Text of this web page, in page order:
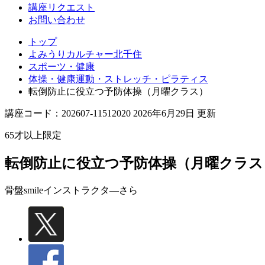
講座リクエスト
お問い合わせ
トップ
よみうりカルチャー北千住
スポーツ・健康
体操・健康運動・ストレッチ・ピラティス
転倒防止に役立つ予防体操（月曜クラス）
講座コード：202607-11512020 2026年6月29日 更新
65才以上限定
転倒防止に役立つ予防体操（月曜クラ
骨盤smileインストラクタ―さら